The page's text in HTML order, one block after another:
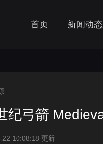
首页 新闻动态
纪弓箭
22 10:08:18 更新